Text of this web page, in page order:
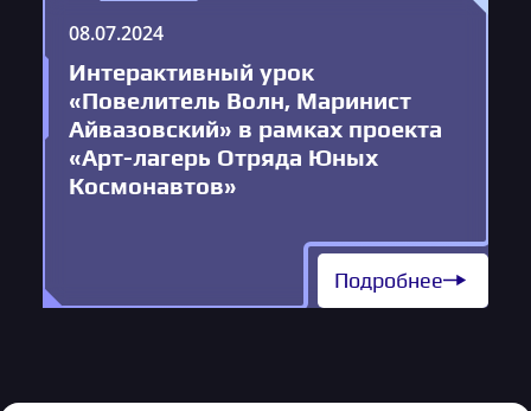
08.07.2024
Интерактивный урок
«Повелитель Волн, Маринист
Айвазовский» в рамках проекта
«Арт-лагерь Отряда Юных
Космонавтов»
Подробнее